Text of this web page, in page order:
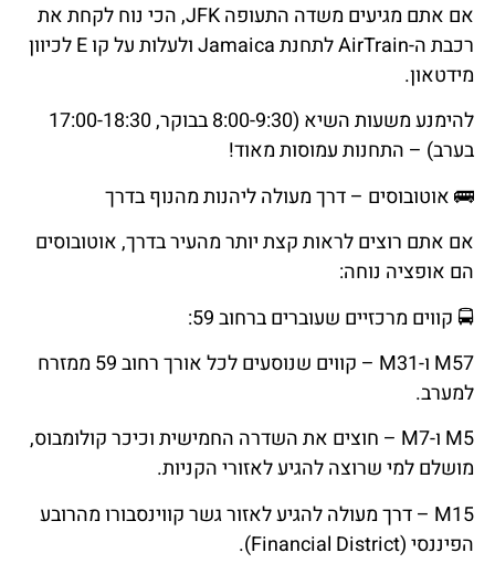
אם אתם מגיעים משדה התעופה JFK, הכי נוח לקחת את
רכבת ה-AirTrain לתחנת Jamaica ולעלות על קו E לכיוון
מידטאון.
להימנע משעות השיא (8:00-9:30 בבוקר, 17:00-18:30
בערב) – התחנות עמוסות מאוד!
🚌אוטובוסים –דרךמעולהליהנותמהנוףבדרך
אם אתם רוצים לראות קצת יותר מהעיר בדרך, אוטובוסים
הם אופציה נוחה:
🚍 קווים מרכזיים שעובריםברחוב59:
M57 ו-M31 – קווים שנוסעים לכל אורך רחוב 59 ממזרח
למערב.
M5 ו-M7 – חוצים את השדרה החמישית וכיכר קולומבוס,
מושלם למי שרוצה להגיע לאזורי הקניות.
M15 – דרך מעולה להגיע לאזור גשר קווינסבורו מהרובע
הפיננסי (Financial District).